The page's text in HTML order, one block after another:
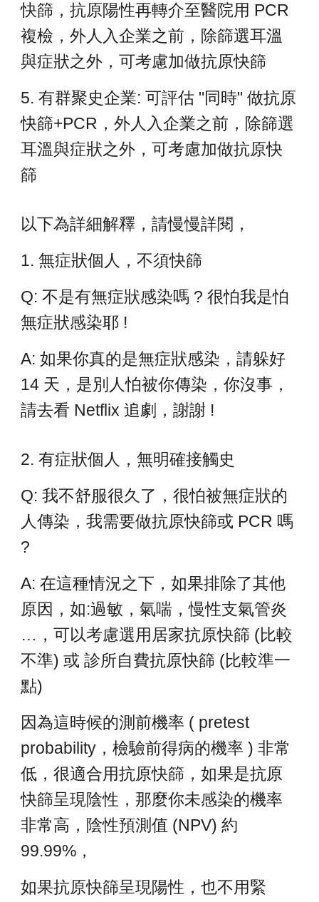
快篩，抗原陽性再轉介至醫院用 PCR
複檢，外人入企業之前，除篩選耳溫
與症狀之外，可考慮加做抗原快篩
5. 有群聚史企業: 可評估 "同時" 做抗原
快篩+PCR，外人入企業之前，除篩選
耳溫與症狀之外，可考慮加做抗原快
篩
以下為詳細解釋，請慢慢詳閱，
1. 無症狀個人，不須快篩
Q: 不是有無症狀感染嗎 ? 很怕我是怕
無症狀感染耶 !
A: 如果你真的是無症狀感染，請躲好
14 天，是別人怕被你傳染，你沒事，
請去看 Netflix 追劇，謝謝 !
2. 有症狀個人，無明確接觸史
Q: 我不舒服很久了，很怕被無症狀的
人傳染，我需要做抗原快篩或 PCR 嗎
?
A: 在這種情況之下，如果排除了其他
原因，如:過敏，氣喘，慢性支氣管炎
…，可以考慮選用居家抗原快篩 (比較
不準) 或 診所自費抗原快篩 (比較準一
點)
因為這時候的測前機率 ( pretest
probability，檢驗前得病的機率 ) 非常
低，很適合用抗原快篩，如果是抗原
快篩呈現陰性，那麼你未感染的機率
非常高，陰性預測值 (NPV) 約
99.99%，
如果抗原快篩呈現陽性，也不用緊